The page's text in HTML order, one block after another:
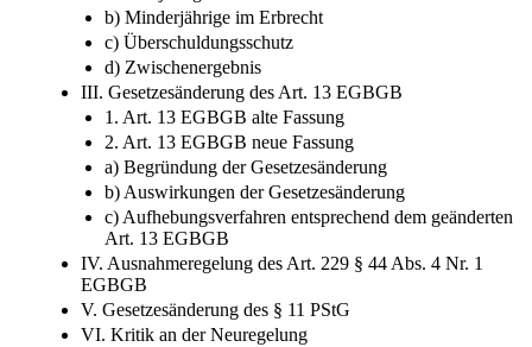
b) Minderjährige im Erbrecht
c) Überschuldungsschutz
d) Zwischenergebnis
III. Gesetzesänderung des Art. 13 EGBGB
1. Art. 13 EGBGB alte Fassung
2. Art. 13 EGBGB neue Fassung
a) Begründung der Gesetzesänderung
b) Auswirkungen der Gesetzesänderung
c) Aufhebungsverfahren entsprechend dem geänderten
Art. 13 EGBGB
IV. Ausnahmeregelung des Art. 229 § 44 Abs. 4 Nr. 1
EGBGB
V. Gesetzesänderung des § 11 PStG
VI. Kritik an der Neuregelung